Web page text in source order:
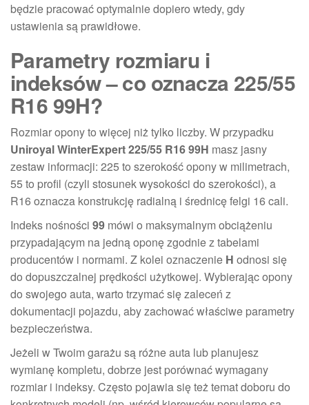
będzie pracować optymalnie dopiero wtedy, gdy
ustawienia są prawidłowe.
Parametry rozmiaru i
indeksów – co oznacza 225/55
R16 99H?
Rozmiar opony to więcej niż tylko liczby. W przypadku
Uniroyal WinterExpert 225/55 R16 99H masz jasny
zestaw informacji: 225 to szerokość opony w milimetrach,
55 to profil (czyli stosunek wysokości do szerokości), a
R16 oznacza konstrukcję radialną i średnicę felgi 16 cali.
Indeks nośności 99 mówi o maksymalnym obciążeniu
przypadającym na jedną oponę zgodnie z tabelami
producentów i normami. Z kolei oznaczenie H odnosi się
do dopuszczalnej prędkości użytkowej. Wybierając opony
do swojego auta, warto trzymać się zaleceń z
dokumentacji pojazdu, aby zachować właściwe parametry
bezpieczeństwa.
Jeżeli w Twoim garażu są różne auta lub planujesz
wymianę kompletu, dobrze jest porównać wymagany
rozmiar i indeksy. Często pojawia się też temat doboru do